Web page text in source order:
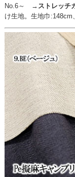
No.6～ → ストレッチ
け生地。生地巾:148cm